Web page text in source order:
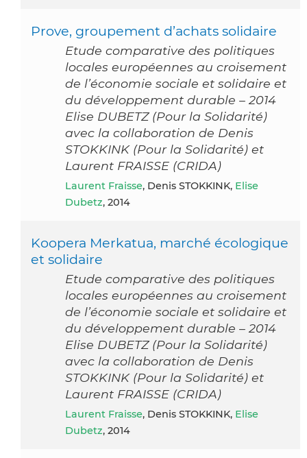
Prove, groupement d’achats solidaire
Etude comparative des politiques
locales européennes au croisement
de l’économie sociale et solidaire et
du développement durable – 2014
Elise DUBETZ (Pour la Solidarité)
avec la collaboration de Denis
STOKKINK (Pour la Solidarité) et
Laurent FRAISSE (CRIDA)
Laurent Fraisse, Denis STOKKINK, Elise
Dubetz, 2014
Koopera Merkatua, marché écologique
et solidaire
Etude comparative des politiques
locales européennes au croisement
de l’économie sociale et solidaire et
du développement durable – 2014
Elise DUBETZ (Pour la Solidarité)
avec la collaboration de Denis
STOKKINK (Pour la Solidarité) et
Laurent FRAISSE (CRIDA)
Laurent Fraisse, Denis STOKKINK, Elise
Dubetz, 2014